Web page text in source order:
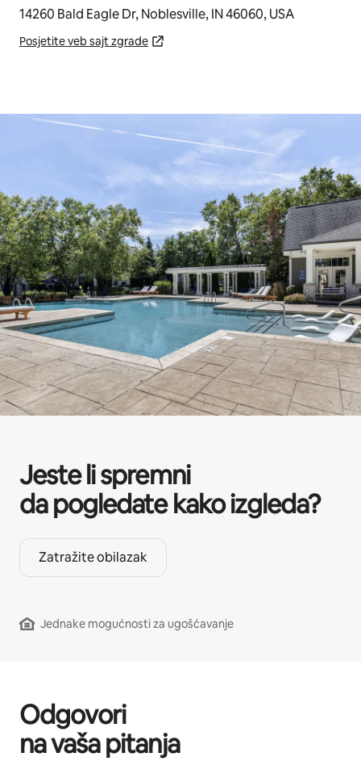
14260 Bald Eagle Dr, Noblesville, IN 46060, USA
Posjetite veb sajt zgrade
Jeste li spremni
da pogledate kako izgleda?
Zatražite obilazak
Jednake mogućnosti za ugošćavanje
Odgovori
na vaša pitanja